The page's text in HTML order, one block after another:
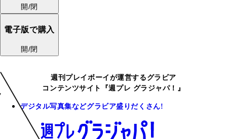
開/閉
電子版で購入
開/閉
週刊プレイボーイが運営するグラビア
コンテンツサイト『週プレ グラジャパ！』
デジタル写真集などグラビア盛りだくさん!